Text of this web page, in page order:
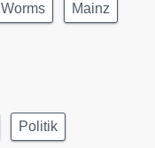
Worms Mainz
Politik